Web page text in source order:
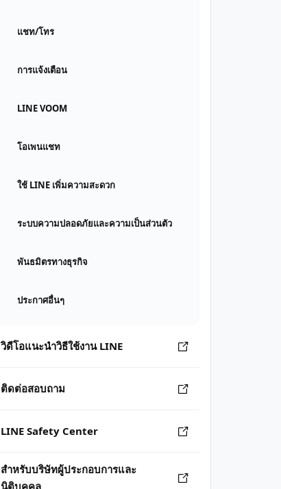
แชท/โทร
การแจ้งเตือน
LINE VOOM
โอเพนแชท
ใช้ LINE เพิ่มความสะดวก
ระบบความปลอดภัยและความเป็นส่วนตัว
พันธมิตรทางธุรกิจ
ประกาศอื่นๆ
วิดีโอแนะนำวิธีใช้งาน LINE
ติดต่อสอบถาม
LINE Safety Center
สำหรับบริษัทผู้ประกอบการและ
นิติบุคคล